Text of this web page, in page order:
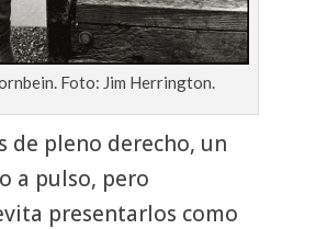
Foto: Jim Herrington.
de pleno derecho, un
a pulso, pero
presentarlos como